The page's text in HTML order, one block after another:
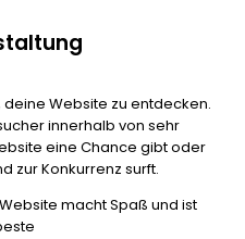
Website zu entdecken.
innerhalb von sehr
eine Chance gibt oder
zur Konkurrenz surft.
macht Spaß und ist